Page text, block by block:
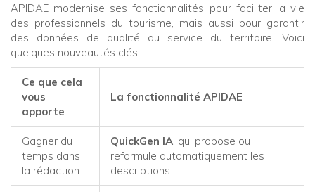
APIDAE modernise ses fonctionnalités pour faciliter la vie
des professionnels du tourisme, mais aussi pour garantir
des données de qualité au service du territoire. Voici
quelques nouveautés clés :
Ce que cela
vous
apporte
La fonctionnalité APIDAE
Gagner du
temps dans
la rédaction
QuickGen IA , qui propose ou
reformule automatiquement les
descriptions.